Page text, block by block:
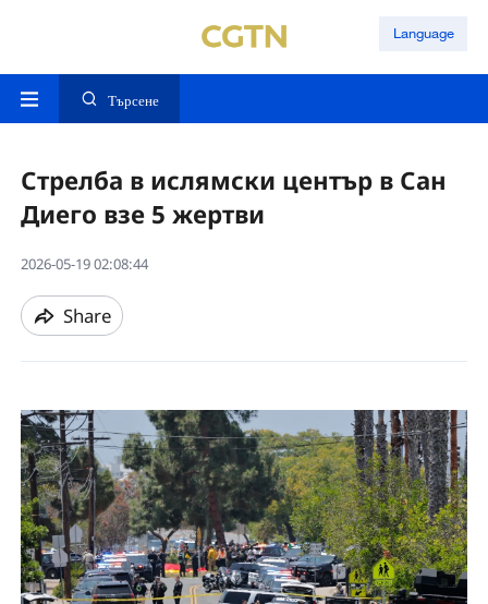
Language
Търсене
Стрелба в ислямски център в Сан
Диего взе 5 жертви
2026-05-19 02:08:44
Share